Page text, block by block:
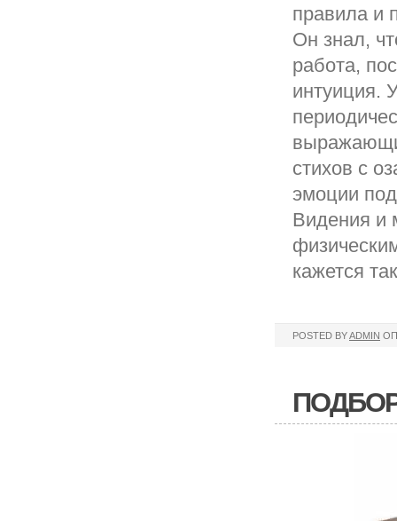
правила и
Он знал,
работа,
интуиция.
стихов с
эмоции
Видения и
кажется
POSTED BYADMIN